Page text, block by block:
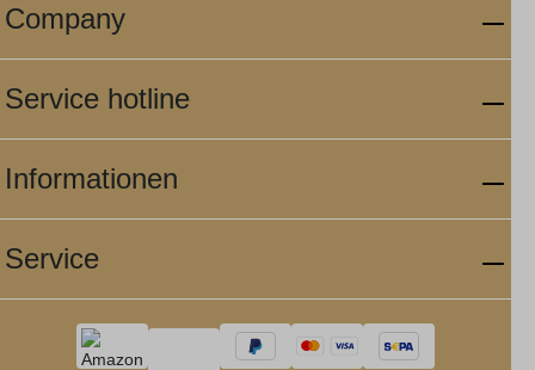
Company
Service hotline
Informationen
Service